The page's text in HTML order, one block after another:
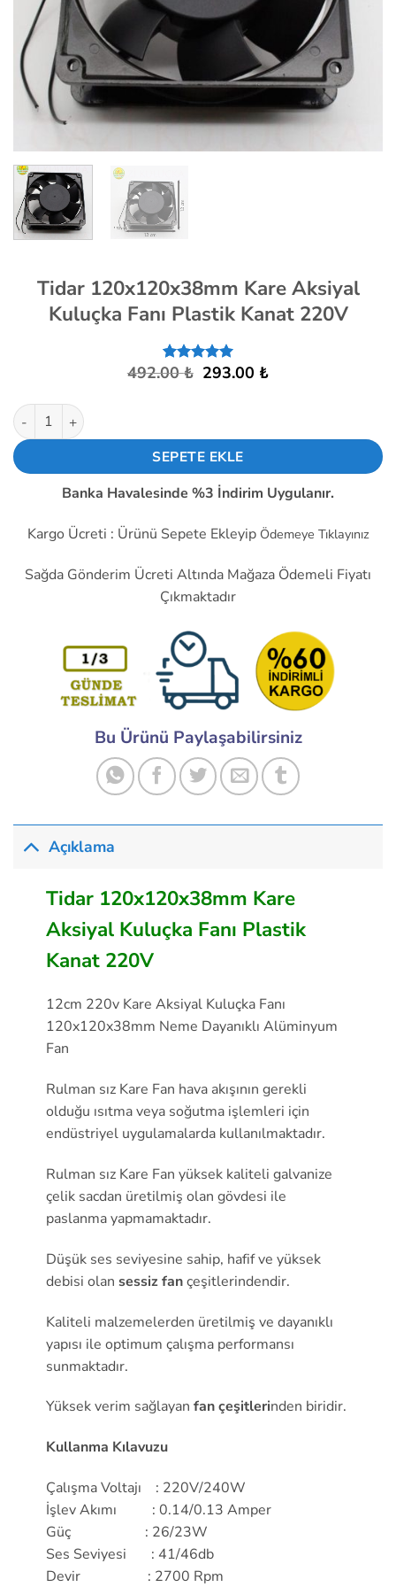
Tidar 120x120x38mm Kare Aksiyal
Kuluçka Fanı Plastik Kanat 220V
8
müşteri
492.00₺ Orijinal
293.00 ₺Şu
Tidar 120x120x38mm Kare Aksiyal Kuluçka Fanı Plastik
SEPETE EKLE
Banka Havalesinde %3 İndirim Uygulanır.
Kargo Ücreti : Ürünü Sepete Ekleyip Ödemeye Tıklayınız
Sağda Gönderim Ücreti Altında Mağaza Ödemeli Fiyatı
Çıkmaktadır
Bu Ürünü Paylaşabilirsiniz
Açıklama
Tidar 120x120x38mm Kare
Aksiyal Kuluçka Fanı Plastik
Kanat 220V
12cm 220v Kare Aksiyal Kuluçka Fanı
120x120x38mm Neme Dayanıklı Alüminyum
Fan
Rulman sız Kare Fan hava akışının gerekli
olduğu ısıtma veya soğutma işlemleri için
endüstriyel uygulamalarda kullanılmaktadır.
Rulman sız Kare Fan yüksek kaliteli galvanize
çelik sacdan üretilmiş olan gövdesi ile
paslanma yapmamaktadır.
Düşük ses seviyesine sahip, hafif ve yüksek
debisi olan sessiz fançeşitlerindendir.
Kaliteli malzemelerden üretilmiş ve dayanıklı
yapısı ile optimum çalışma performansı
sunmaktadır.
Yüksek verim sağlayan fan çeşitlerinden biridir.
Kullanma Kılavuzu
Çalışma Voltajı : 220V/240W
İşlev Akımı : 0.14/0.13 Amper
Güç : 26/23W
Ses Seviyesi : 41/46db
Devir : 2700 Rpm